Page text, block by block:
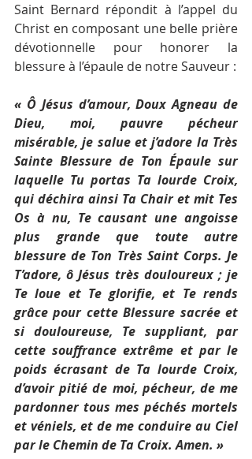
Saint Bernard répondit à l’appel du
Christ en composant une belle prière
dévotionnelle pour honorer la
blessure à l’épaule de notre Sauveur :
« Ô Jésus d’amour, Doux Agneau de
Dieu, moi, pauvre pécheur
misérable, je salue et j’adore la Très
Sainte Blessure de Ton Épaule sur
laquelle Tu portas Ta lourde Croix,
qui déchira ainsi Ta Chair et mit Tes
Os à nu, Te causant une angoisse
plus grande que toute autre
blessure de Ton Très Saint Corps. Je
T’adore, ô Jésus très douloureux ; je
Te loue et Te glorifie, et Te rends
grâce pour cette Blessure sacrée et
si douloureuse, Te suppliant, par
cette souffrance extrême et par le
poids écrasant de Ta lourde Croix,
d’avoir pitié de moi, pécheur, de me
pardonner tous mes péchés mortels
et véniels, et de me conduire au Ciel
par le Chemin de Ta Croix. Amen. »